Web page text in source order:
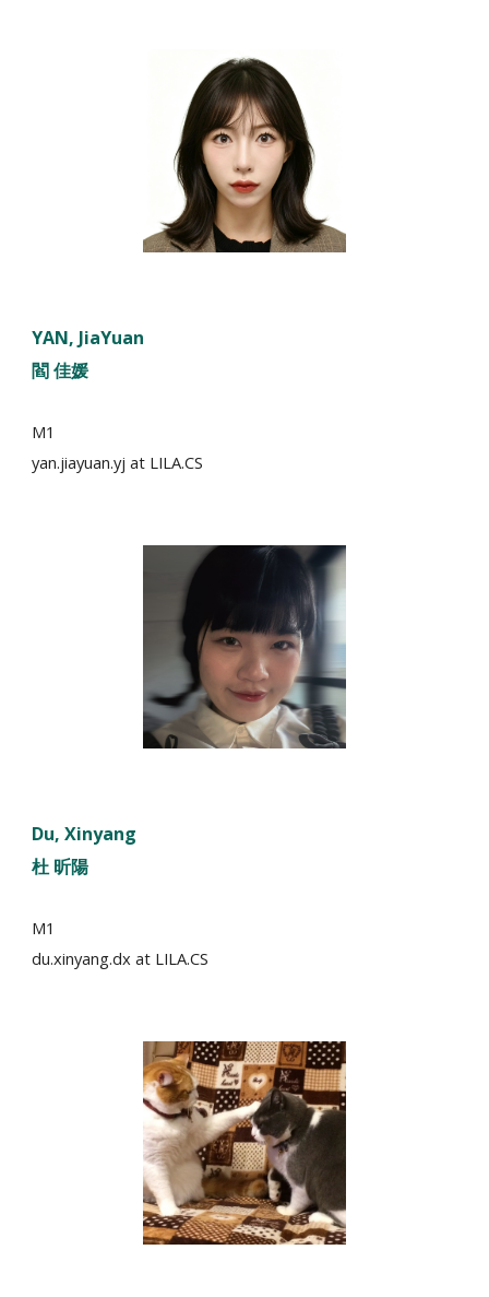
YAN, JiaYuan
閻 佳媛
M1
yan.jiayuan.yj at LILA.CS
Du, Xinyang
杜 昕陽
M1
du.xinyang.dx at LILA.CS